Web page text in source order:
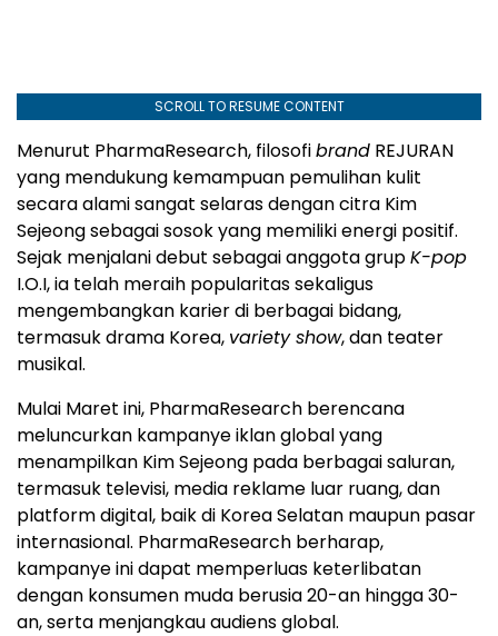
SCROLL TO RESUME CONTENT
Menurut PharmaResearch, filosofibrand REJURAN
yang mendukung kemampuan pemulihan kulit
secara alami sangat selaras dengan citra Kim
Sejeong sebagai sosok yang memiliki energi positif.
Sejak menjalani debut sebagai anggota grupK-pop
I.O.I, ia telah meraih popularitas sekaligus
mengembangkan karier di berbagai bidang,
termasuk drama Korea, variety show, dan teater
musikal.
Mulai Maret ini, PharmaResearch berencana
meluncurkan kampanye iklan global yang
menampilkan Kim Sejeong pada berbagai saluran,
termasuk televisi, media reklame luar ruang, dan
platform digital, baik di Korea Selatan maupun pasar
internasional. PharmaResearch berharap,
kampanye ini dapat memperluas keterlibatan
dengan konsumen muda berusia 20-an hingga 30-
an, serta menjangkau audiens global.